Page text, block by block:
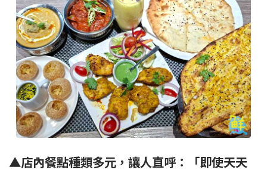
▲店內餐點種類多元，讓人直呼：「即使天天